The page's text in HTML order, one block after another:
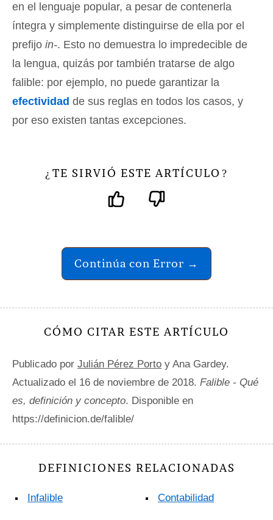
en el lenguaje popular, a pesar de contenerla
íntegra y simplemente distinguirse de ella por el
prefijo in-. Esto no demuestra lo impredecible de
la lengua, quizás por también tratarse de algo
falible: por ejemplo, no puede garantizar la
efectividad de sus reglas en todos los casos, y
por eso existen tantas excepciones.
¿ TE SIRVIÓ ESTE ARTÍCULO ?
Continúa con Error →
CÓMO CITAR ESTE ARTÍCULO
Publicado por Julián Pérez Porto y Ana Gardey.
Actualizado el 16 de noviembre de 2018. Falible - Qué
es, definición y concepto. Disponible en
https://definicion.de/falible/
DEFINICIONES RELACIONADAS
Infalible Contabilidad